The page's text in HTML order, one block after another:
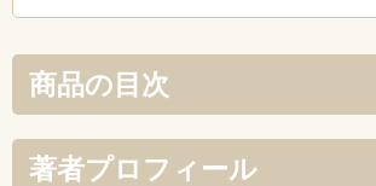
商品の目次
著者プロフィール